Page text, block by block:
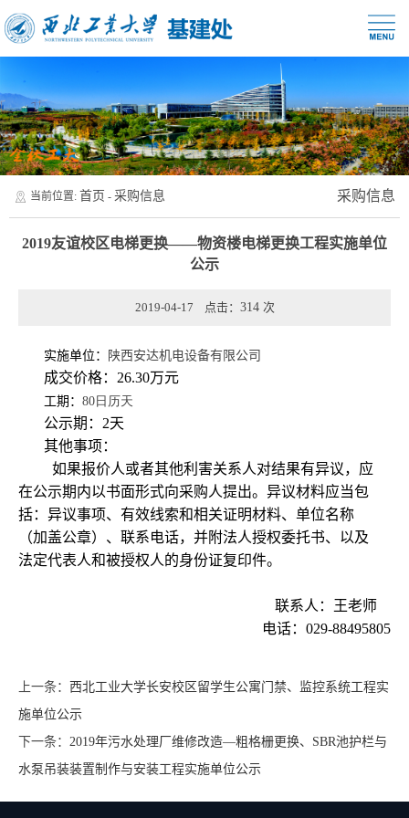
当前位置: 首页 - 采购信息 采购信息
2019友谊校区电梯更换——物资楼电梯更换工程实施单位
公示
2019-04-17 点击： 314 次
实施单位： 陕西安达机电设备有限公司
成交价格：26.30万元
工期： 80日历天
公示期：2天
其他事项：
如果报价人或者其他利害关系人对结果有异议，应
在公示期内以书面形式向采购人提出。异议材料应当包
括：异议事项、有效线索和相关证明材料、单位名称
（加盖公章）、联系电话，并附法人授权委托书、以及
法定代表人和被授权人的身份证复印件。
联系人：王老师
电话：029-88495805
上一条： 西北工业大学长安校区留学生公寓门禁、监控系统工程实
施单位公示
下一条： 2019年污水处理厂维修改造—粗格栅更换、SBR池护栏与
水泵吊装装置制作与安装工程实施单位公示